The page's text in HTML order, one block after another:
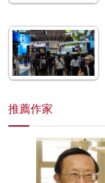
推薦作家